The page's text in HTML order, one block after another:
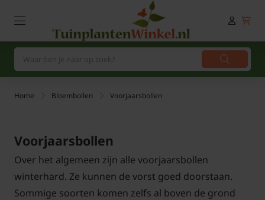
Home Bloembollen Voorjaarsbollen
Voorjaarsbollen
Over het algemeen zijn alle voorjaarsbollen
winterhard. Ze kunnen de vorst goed doorstaan.
Sommige soorten komen zelfs al boven de grond